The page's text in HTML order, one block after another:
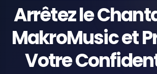
Arrêtez le
MakroMusic et
Votre